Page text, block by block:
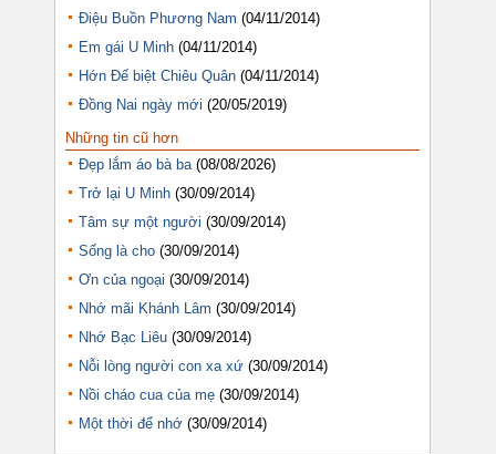
Điệu Buồn Phương Nam (04/11/2014)
Em gái U Minh (04/11/2014)
Hớn Đế biệt Chiêu Quân (04/11/2014)
Đồng Nai ngày mới (20/05/2019)
Những tin cũ hơn
Đẹp lắm áo bà ba (08/08/2026)
Trở lại U Minh (30/09/2014)
Tâm sự một người (30/09/2014)
Sống là cho (30/09/2014)
Ơn của ngoại (30/09/2014)
Nhớ mãi Khánh Lâm (30/09/2014)
Nhớ Bạc Liêu (30/09/2014)
Nỗi lòng người con xa xứ (30/09/2014)
Nồi cháo cua của mẹ (30/09/2014)
Một thời để nhớ (30/09/2014)